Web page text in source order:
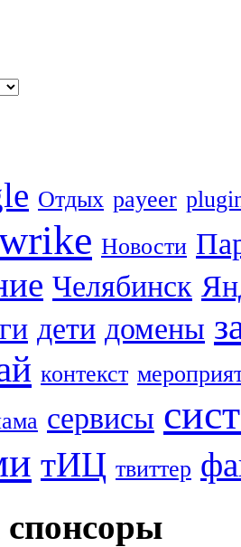
Oтдых payeer
Новости
Челябинск
дети домены
контекст
сервисы
тИЦ твиттер